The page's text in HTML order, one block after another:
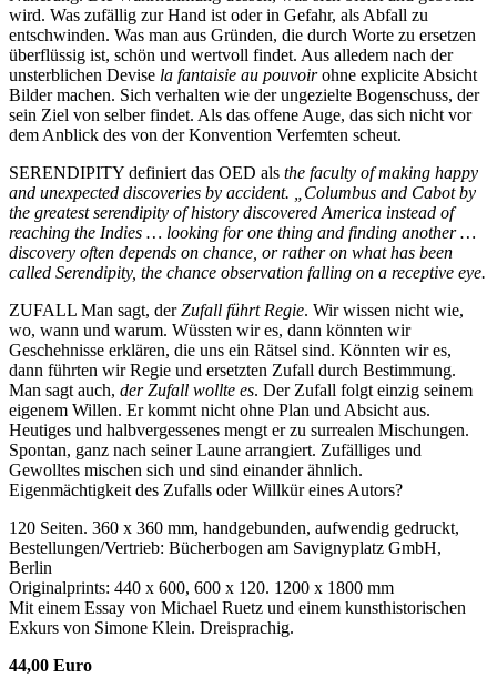
wird. Was zufällig zur Hand ist oder in Gefahr, als Abfall zu
entschwinden. Was man aus Gründen, die durch Worte zu ersetzen
überflüssig ist, schön und wertvoll findet. Aus alledem nach der
unsterblichen Devise la fantaisie au pouvoirohne explicite Absicht
Bilder machen. Sich verhalten wie der ungezielte Bogenschuss, der
sein Ziel von selber findet. Als das offene Auge, das sich nicht vor
dem Anblick des von der Konvention Verfemten scheut.
SERENDIPITY definiert das OED als the faculty of making happy
and unexpected discoveries by accident. „Columbus and Cabot by
the greatest serendipity of history discovered America instead of
reaching the Indies … looking for one thing and finding another …
discovery often depends on chance, or rather on what has been
called Serendipity, the chance observation falling on a receptive eye.
ZUFALL Man sagt, derZufall führt Regie. Wir wissen nicht wie,
wo, wann und warum. Wüssten wir es, dann könnten wir
Geschehnisse erklären, die uns ein Rätsel sind. Könnten wir es,
dann führten wir Regie und ersetzten Zufall durch Bestimmung.
Man sagt auch, der Zufall wollte es. Der Zufall folgt einzig seinem
eigenem Willen. Er kommt nicht ohne Plan und Absicht aus.
Heutiges und halbvergessenes mengt er zu surrealen Mischungen.
Spontan, ganz nach seiner Laune arrangiert. Zufälliges und
Gewolltes mischen sich und sind einander ähnlich.
Eigenmächtigkeit des Zufalls oder Willkür eines Autors?
120 Seiten. 360 x 360 mm, handgebunden, aufwendig gedruckt,
Bestellungen/Vertrieb: Bücherbogen am Savignyplatz GmbH,
Berlin
Originalprints: 440 x 600, 600 x 120. 1200 x 1800 mm
Mit einem Essay von Michael Ruetz und einem kunsthistorischen
Exkurs von Simone Klein. Dreisprachig.
44,00 Euro